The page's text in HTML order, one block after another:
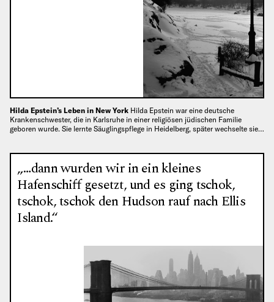
Hilda Epstein’s Leben in New York Hilda Epstein war eine deutsche
Krankenschwester, die in Karlsruhe in einer religiösen jüdischen Familie
geboren wurde. Sie lernte Säuglingspflege in Heidelberg, später wechselte sie…
„…dann wurden wir in ein kleines
Hafenschiff gesetzt, und es ging tschok,
tschok, tschok den Hudson rauf nach Ellis
Island.“